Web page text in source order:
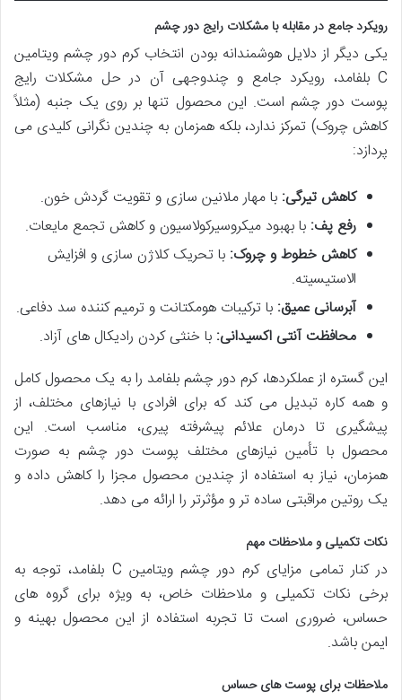
رویکرد جامع در مقابله با مشکلات رایج دور چشم
یکی دیگر از دلایل هوشمندانه بودن انتخاب کرم دور چشم ویتامین
C بلفامد، رویکرد جامع و چندوجهی آن در حل مشکلات رایج
پوست دور چشم است. این محصول تنها بر روی یک جنبه (مثلاً
کاهش چروک) تمرکز ندارد، بلکه همزمان به چندین نگرانی کلیدی می
پردازد:
کاهش تیرگی: با مهار ملانین سازی و تقویت گردش خون.
رفع پف: با بهبود میکروسیرکولاسیون و کاهش تجمع مایعات.
کاهش خطوط و چروک: با تحریک کلاژن سازی و افزایش
الاستیسیته.
آبرسانی عمیق: با ترکیبات هومکتانت و ترمیم کننده سد دفاعی.
محافظت آنتی اکسیدانی: با خنثی کردن رادیکال های آزاد.
این گستره از عملکردها، کرم دور چشم بلفامد را به یک محصول کامل
و همه کاره تبدیل می کند که برای افرادی با نیازهای مختلف، از
پیشگیری تا درمان علائم پیشرفته پیری، مناسب است. این
محصول با تأمین نیازهای مختلف پوست دور چشم به صورت
همزمان، نیاز به استفاده از چندین محصول مجزا را کاهش داده و
یک روتین مراقبتی ساده تر و مؤثرتر را ارائه می دهد.
نکات تکمیلی و ملاحظات مهم
در کنار تمامی مزایای کرم دور چشم ویتامین C بلفامد، توجه به
برخی نکات تکمیلی و ملاحظات خاص، به ویژه برای گروه های
حساس، ضروری است تا تجربه استفاده از این محصول بهینه و
ایمن باشد.
ملاحظات برای پوست های حساس